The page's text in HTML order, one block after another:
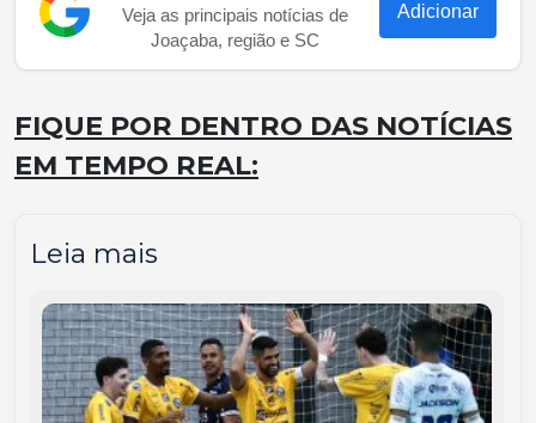
Veja as principais notícias de
Joaçaba, região e SC
Adicionar
FIQUE POR DENTRO DAS NOTÍCIAS
EM TEMPO REAL:
Leia mais